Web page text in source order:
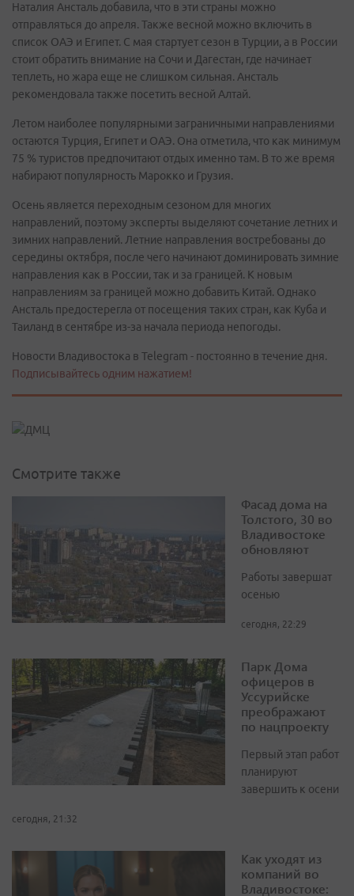
Наталия Ансталь добавила, что в эти страны можно
отправляться до апреля. Также весной можно включить в
список ОАЭ и Египет. С мая стартует сезон в Турции, а в России
стоит обратить внимание на Сочи и Дагестан, где начинает
теплеть, но жара еще не слишком сильная. Ансталь
рекомендовала также посетить весной Алтай.
Летом наиболее популярными заграничными направлениями
остаются Турция, Египет и ОАЭ. Она отметила, что как минимум
75 % туристов предпочитают отдых именно там. В то же время
набирают популярность Марокко и Грузия.
Осень является переходным сезоном для многих
направлений, поэтому эксперты выделяют сочетание летних и
зимних направлений. Летние направления востребованы до
середины октября, после чего начинают доминировать зимние
направления как в России, так и за границей. К новым
направлениям за границей можно добавить Китай. Однако
Ансталь предостерегла от посещения таких стран, как Куба и
Таиланд в сентябре из-за начала периода непогоды.
Новости Владивостока в Telegram - постоянно в течение дня.
Подписывайтесь одним нажатием!
Смотрите также
Фасад дома на
Толстого, 30 во
Владивостоке
обновляют
Работы завершат
осенью
сегодня, 22:29
Парк Дома
офицеров в
Уссурийске
преображают
по нацпроекту
Первый этап работ
планируют
завершить к осени
сегодня, 21:32
Как уходят из
компаний во
Владивостоке: